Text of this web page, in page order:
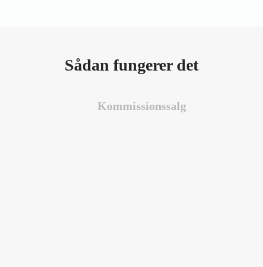
Sådan fungerer det
Kommissionssalg